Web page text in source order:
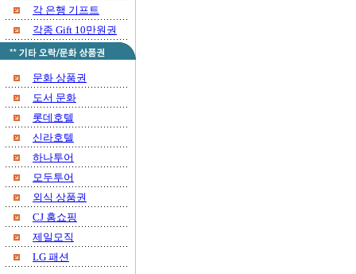
각 은행 기프트
각종 Gift 10만원권
문화 상품권
도서 문화
롯데호텔
신라호텔
하나투어
모두투어
외식 상품권
CJ 홈쇼핑
제일모직
LG 패션